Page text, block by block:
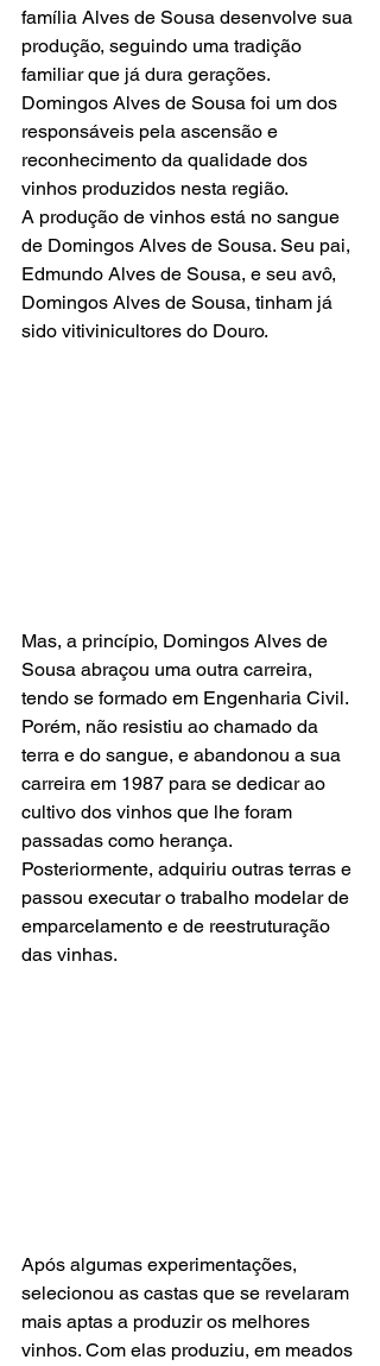
família Alves de Sousa desenvolve sua
produção, seguindo uma tradição
familiar que já dura gerações.
Domingos Alves de Sousa foi um dos
responsáveis pela ascensão e
reconhecimento da qualidade dos
vinhos produzidos nesta região.
A produção de vinhos está no sangue
de Domingos Alves de Sousa. Seu pai,
Edmundo Alves de Sousa, e seu avô,
Domingos Alves de Sousa, tinham já
sido vitivinicultores do Douro.
Mas, a princípio, Domingos Alves de
Sousa abraçou uma outra carreira,
tendo se formado em Engenharia Civil.
Porém, não resistiu ao chamado da
terra e do sangue, e abandonou a sua
carreira em 1987 para se dedicar ao
cultivo dos vinhos que lhe foram
passadas como herança.
Posteriormente, adquiriu outras terras e
passou executar o trabalho modelar de
emparcelamento e de reestruturação
das vinhas.
Após algumas experimentações,
selecionou as castas que se revelaram
mais aptas a produzir os melhores
vinhos. Com elas produziu, em meados